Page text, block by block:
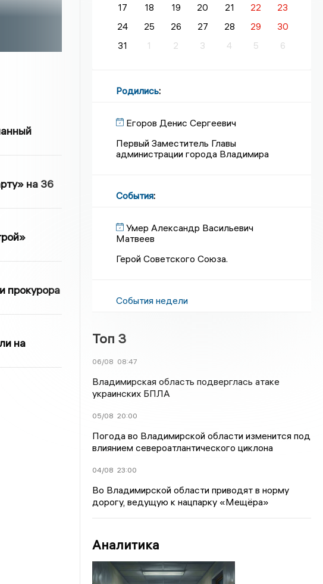
на 36
прокурора
на
17
18 19 20 21 22
23
24
25 26 27 28 29
30
31
1 2 3 4 5 6
Родились:
Егоров Денис Сергеевич
Первый Заместитель Главы
администрации города Владимира
События:
Умер Александр Васильевич
Матвеев
Герой Советского Союза.
События недели
Топ 3
06/08 08:47
Владимирская область подверглась атаке
украинских БПЛА
05/08 20:00
Погода во Владимирской области изменится под
влиянием североатлантического циклона
04/08 23:00
Во Владимирской области приводят в норму
дорогу, ведущую к нацпарку «Мещёра»
Аналитика